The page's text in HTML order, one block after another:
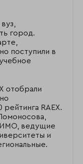
город.
поступили в
отобрали
RAEX.
ведущие
и